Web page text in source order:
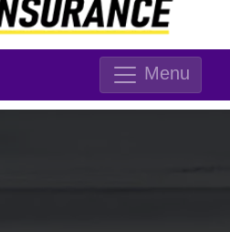
Menu